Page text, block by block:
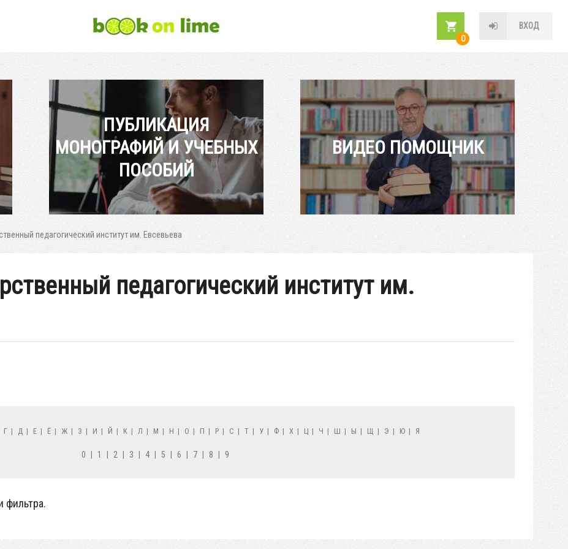
ВХОД
0
ПУБЛИКАЦИЯ
МОНОГРАФИЙ И УЧЕБНЫХ
ПОСОБИЙ
ВИДЕО ПОМОЩНИК
педагогический институт им. Евсевьева
педагогический институт им.
Г | Д | Е | Ё | Ж | З | И | Й | К | Л | М | Н | О | П | Р | С | Т | У | Ф | Х | Ц | Ч | Ш | Ы | Щ | Э | Ю | Я
0 1 2 3 4 5 6 7 8 9
фильтра.